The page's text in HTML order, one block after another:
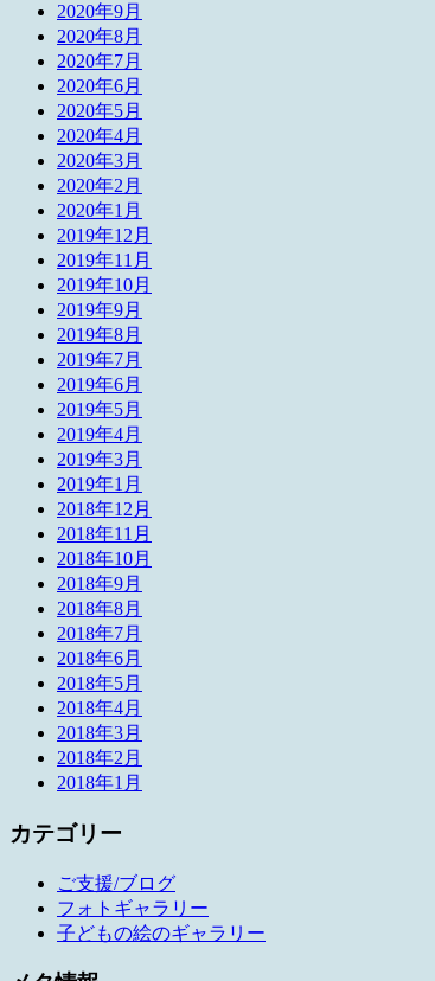
2020年9月
2020年8月
2020年7月
2020年6月
2020年5月
2020年4月
2020年3月
2020年2月
2020年1月
2019年12月
2019年11月
2019年10月
2019年9月
2019年8月
2019年7月
2019年6月
2019年5月
2019年4月
2019年3月
2019年1月
2018年12月
2018年11月
2018年10月
2018年9月
2018年8月
2018年7月
2018年6月
2018年5月
2018年4月
2018年3月
2018年2月
2018年1月
カテゴリー
ご支援/ブログ
フォトギャラリー
子どもの絵のギャラリー